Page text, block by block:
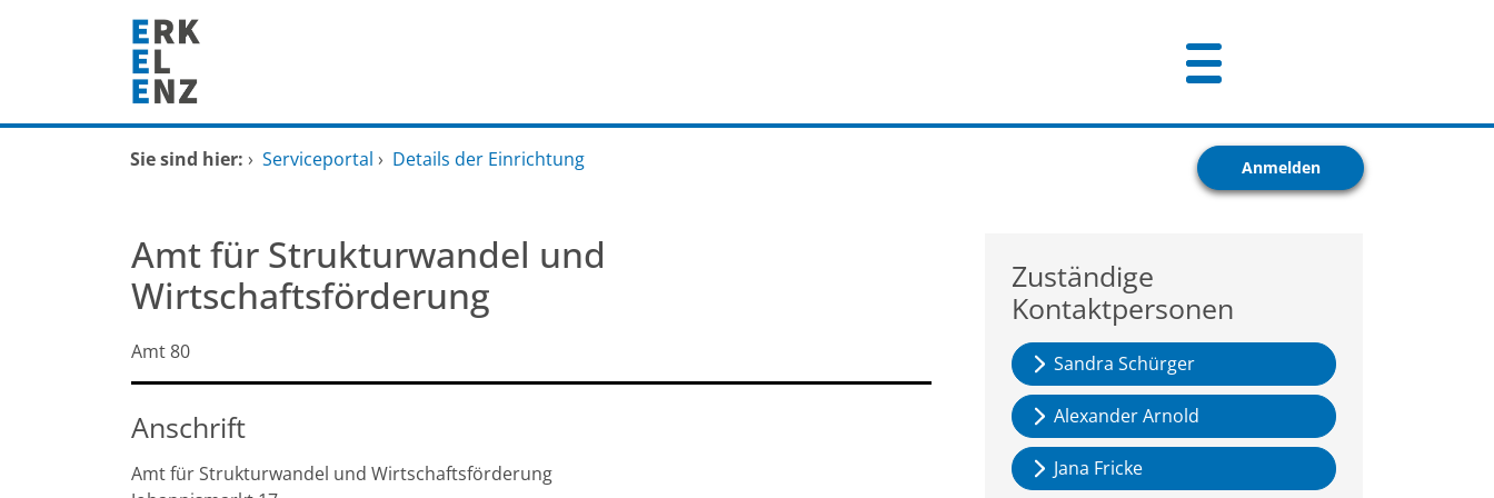
Zum Hauptinhalt springen
Startseite
Mitarbeitende A-Z
FAQ
Sie sind hier: › Serviceportal › Details der Einrichtung Anmelden
Amt für Strukturwandel und
Wirtschaftsförderung
Kurzbezeichnung
Amt 80
Anschrift
Amt für Strukturwandel und Wirtschaftsförderung
Zuständige
Kontaktpersonen
Sandra Schürger
Alexander Arnold
Jana Fricke